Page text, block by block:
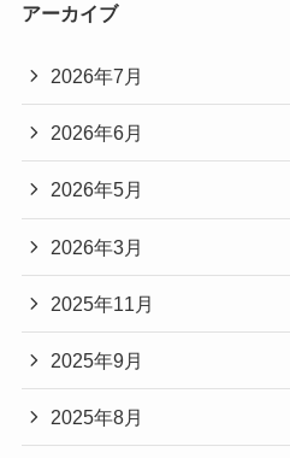
アーカイブ
2026年7月
2026年6月
2026年5月
2026年3月
2025年11月
2025年9月
2025年8月